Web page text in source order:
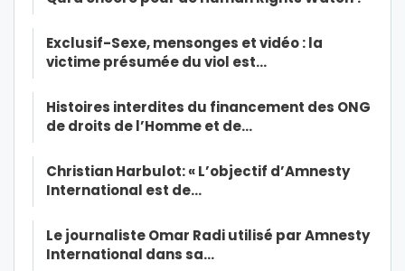
Exclusif-Sexe, mensonges et vidéo : la
victime présumée du viol est…
Histoires interdites du financement des ONG
de droits de l’Homme et de…
Christian Harbulot: « L’objectif d’Amnesty
International est de…
Le journaliste Omar Radi utilisé par Amnesty
International dans sa…